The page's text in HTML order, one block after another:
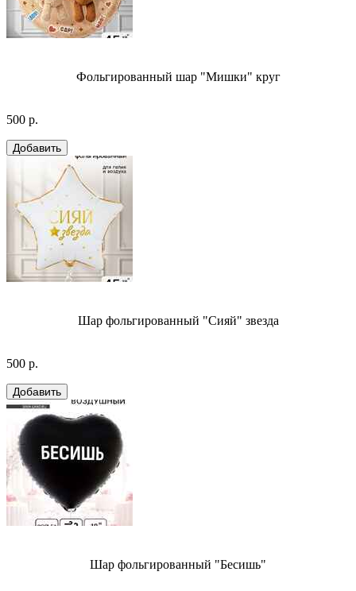
Фольгированный шар "Мишки" круг
500 р.
Шар фольгированный "Сияй" звезда
500 р.
Шар фольгированный "Бесишь"